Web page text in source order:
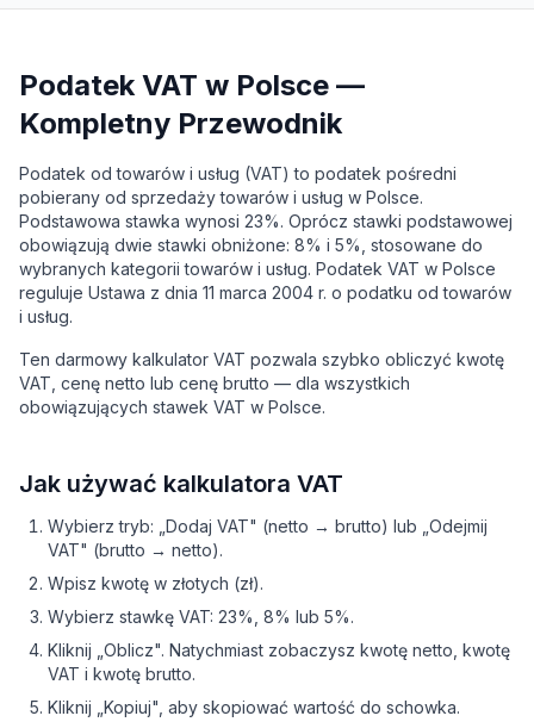
Podatek VAT w Polsce —
Kompletny Przewodnik
Podatek od towarów i usług (VAT) to podatek pośredni
pobierany od sprzedaży towarów i usług w Polsce.
Podstawowa stawka wynosi 23%. Oprócz stawki podstawowej
obowiązują dwie stawki obniżone: 8% i 5%, stosowane do
wybranych kategorii towarów i usług. Podatek VAT w Polsce
reguluje Ustawa z dnia 11 marca 2004 r. o podatku od towarów
i usług.
Ten darmowy kalkulator VAT pozwala szybko obliczyć kwotę
VAT, cenę netto lub cenę brutto — dla wszystkich
obowiązujących stawek VAT w Polsce.
Jak używać kalkulatora VAT
Wybierz tryb: „Dodaj VAT" (netto → brutto) lub „Odejmij
VAT" (brutto → netto).
Wpisz kwotę w złotych (zł).
Wybierz stawkę VAT: 23%, 8% lub 5%.
Kliknij „Oblicz". Natychmiast zobaczysz kwotę netto, kwotę
VAT i kwotę brutto.
Kliknij „Kopiuj", aby skopiować wartość do schowka.